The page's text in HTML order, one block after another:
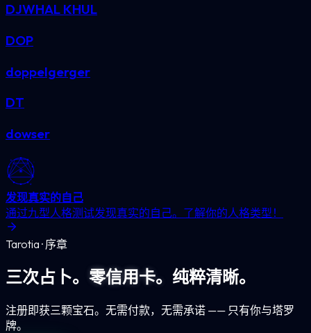
DJWHAL KHUL
DOP
doppelgerger
DT
dowser
发现真实的自己
通过九型人格测试发现真实的自己。了解你的人格类型！
Tarotia · 序章
三次占卜。 零信用卡。 纯粹清晰。
注册即获三颗宝石。无需付款，无需承诺 —— 只有你与塔罗
牌。